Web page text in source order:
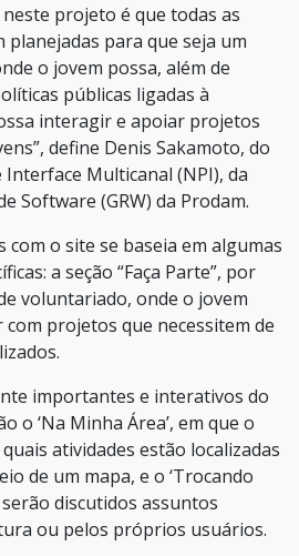
projeto é que todas as
para que seja um
o jovem possa, além de
públicas ligadas à
interagir e apoiar projetos
define Denis Sakamoto, do
Multicanal (NPI), da
Software (GRW) da Prodam.
com o site se baseia em algumas
a seção “Faça Parte”, por
voluntariado, onde o jovem
projetos que necessitem de
importantes e interativos do
o ‘Na Minha Área’, em que o
atividades estão localizadas
de um mapa, e o ‘Trocando
discutidos assuntos
ou pelos próprios usuários.